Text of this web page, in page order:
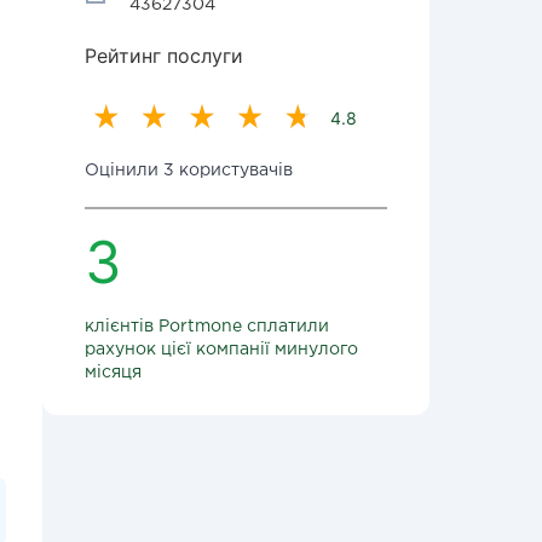
43627304
Рейтинг послуги
4.8
Оцінили 3 користувачів
3
клієнтів Portmone сплатили
рахунок цієї компанії минулого
місяця